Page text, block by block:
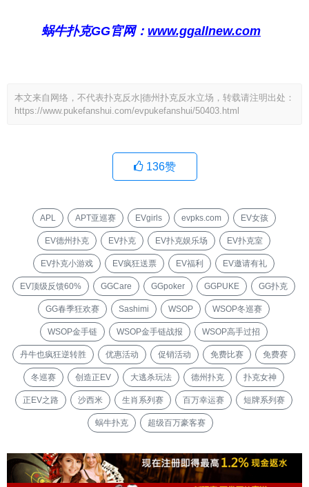
蜗牛扑克GG官网： www.ggallnew.com
本文来自网络，不代表扑克反水|德州扑克反水立场，转载请注明出处：
https://www.pukefanshui.com/evpukefanshui/50403.html
136赞
APL APT亚巡赛 EVgirls evpks.com EV女孩
EV德州扑克 EV扑克 EV扑克娱乐场 EV扑克室
EV扑克小游戏 EV疯狂送票 EV福利 EV邀请有礼
EV顶级反馈60% GGCare GGpoker GGPUKE GG扑克
GG春季狂欢赛 Sashimi WSOP WSOP冬巡赛
WSOP金手链 WSOP金手链战报 WSOP高手过招
丹牛也疯狂逆转胜 优惠活动 促销活动 免费比赛 免费赛
冬巡赛 创造正EV 大逃杀玩法 德州扑克 扑克女神
正EV之路 沙西米 生肖系列赛 百万幸运赛 短牌系列赛
蜗牛扑克 超级百万豪客赛